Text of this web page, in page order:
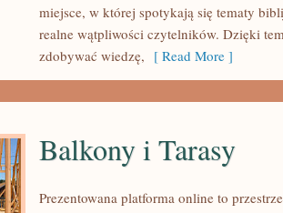
miejsce, w której spotykają się tematy
realne wątpliwości czytelników. Dzięki
zdobywać wiedzę, [ Read More ]
Balkony i Tarasy
Prezentowana platforma online to